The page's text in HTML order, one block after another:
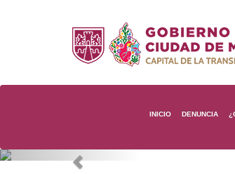
INICIO DENUNCIA
Previous